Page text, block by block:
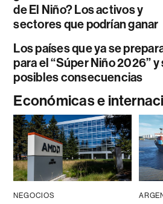
de El Niño? Los activos y
sectores que podrían ganar
Los países que ya se
para el “Súper Niño 2026” y
posibles consecuencias
Económicas e
NEGOCIOS